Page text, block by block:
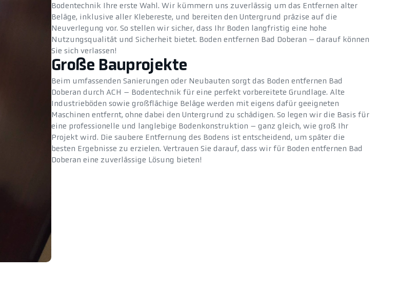
Bodentechnik Ihre erste Wahl. Wir kümmern uns zuverlässig um das Entfernen alter
Beläge, inklusive aller Klebereste, und bereiten den Untergrund präzise auf die
Neuverlegung vor. So stellen wir sicher, dass Ihr Boden langfristig eine hohe
Nutzungsqualität und Sicherheit bietet. Boden entfernen Bad Doberan – darauf können
Sie sich verlassen!
Große Bauprojekte
Beim umfassenden Sanierungen oder Neubauten sorgt das Boden entfernen Bad
Doberan durch ACH – Bodentechnik für eine perfekt vorbereitete Grundlage. Alte
Industrieböden sowie großflächige Beläge werden mit eigens dafür geeigneten
Maschinen entfernt, ohne dabei den Untergrund zu schädigen. So legen wir die Basis für
eine professionelle und langlebige Bodenkonstruktion – ganz gleich, wie groß Ihr
Projekt wird. Die saubere Entfernung des Bodens ist entscheidend, um später die
besten Ergebnisse zu erzielen. Vertrauen Sie darauf, dass wir für Boden entfernen Bad
Doberan eine zuverlässige Lösung bieten!